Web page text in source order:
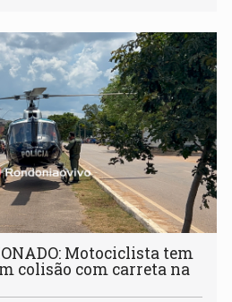
Motociclista tem
colisão com carreta na